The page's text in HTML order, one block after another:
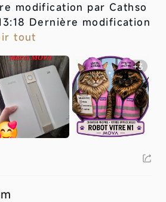
modification par Cathso
Dernière modification
tout
+3